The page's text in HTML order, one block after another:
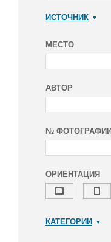
ИСТОЧНИК
МЕСТО
АВТОР
№ ФОТОГРАФИИ
ОРИЕНТАЦИЯ
КАТЕГОРИИ